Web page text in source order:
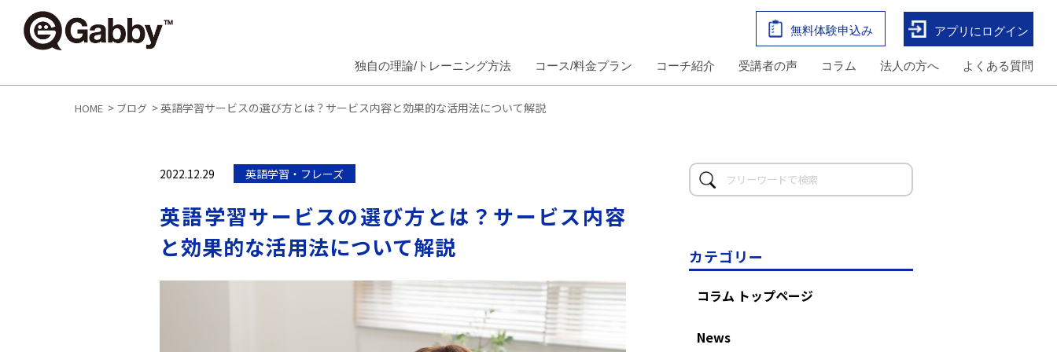
無料体験申込み アプリにログイン
独自の理論/トレーニング方法 コース/料金プラン コーチ紹介 受講者の声 コラム 法人の方へ よくある質問
HOME > ブログ >英語学習サービスの選び方とは？サービス内容と効果的な活用法について解説
2022.12.29 英語学習・フレーズ
英語学習サービスの選び方とは？サービス内容
と効果的な活用法について解説
カテゴリー
コラム トップページ
News